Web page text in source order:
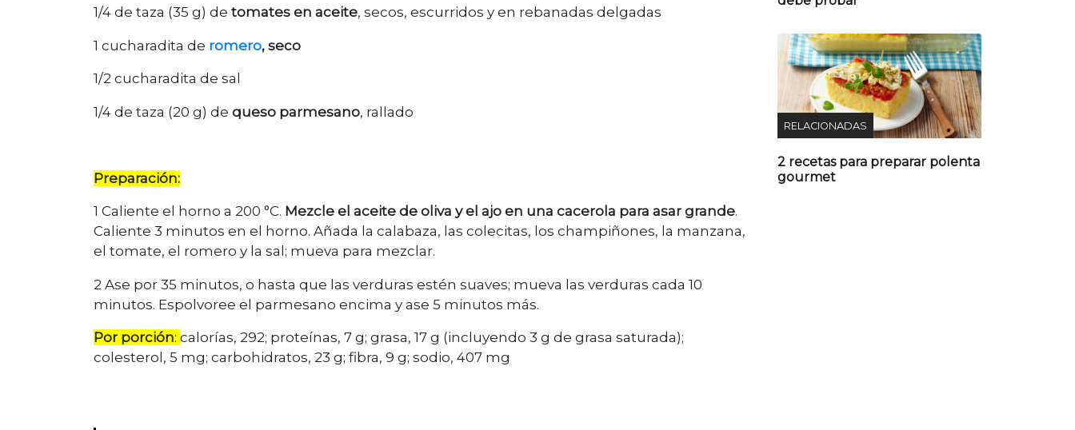
1/4 de taza (35 g) de tomates en aceite, secos, escurridos y en rebanadas delgadas
1 cucharadita de romero, seco
1/2 cucharadita de sal
1/4 de taza (20 g) de queso parmesano, rallado
Preparación:
1 Caliente el horno a 200 °C. Mezcle el aceite de oliva y el ajo en una cacerola para asar grande.
Caliente 3 minutos en el horno. Añada la calabaza, las colecitas, los champiñones, la manzana,
el tomate, el romero y la sal; mueva para mezclar.
2 Ase por 35 minutos, o hasta que las verduras estén suaves; mueva las verduras cada 10
minutos. Espolvoree el parmesano encima y ase 5 minutos más.
Por porción: calorías, 292; proteínas, 7 g; grasa, 17 g (incluyendo 3 g de grasa saturada);
colesterol, 5 mg; carbohidratos, 23 g; fibra, 9 g; sodio, 407 mg
RELACIONADAS
2 recetas para preparar polenta
gourmet